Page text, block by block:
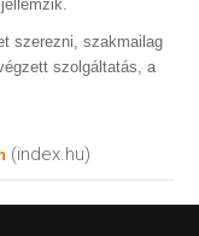
szerezni, szakmailag
szolgáltatás, a
(index.hu)